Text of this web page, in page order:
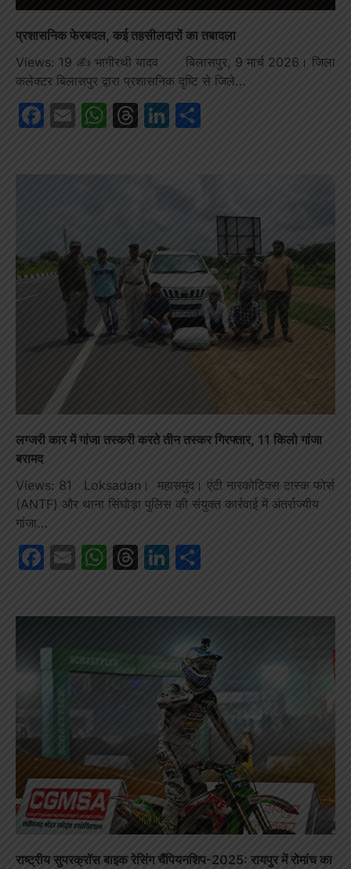
प्रशासनिक फेरबदल, कई तहसीलदारों का तबादला
Views: 19 ✍️ भागीरथी यादव बिलासपुर, 9 मार्च 2026। जिला
कलेक्टर बिलासपुर द्वारा प्रशासनिक दृष्टि से जिले…
Facebook
EmailWhatsApp
Threads
LinkedIn
लग्जरी कार में गांजा तस्करी करते तीन तस्कर गिरफ्तार, 11 किलो गांजा
बरामद
Views: 81 Loksadan। महासमुंद। एंटी नारकोटिक्स टास्क फोर्स
(ANTF) और थाना सिंघोड़ा पुलिस की संयुक्त कार्रवाई में अंतर्राज्यीय
गांजा…
Facebook
EmailWhatsApp
Threads
LinkedIn
राष्ट्रीय सुपरक्रॉस बाइक रेसिंग चैंपियनशिप-2025: रायपुर में रोमांच का